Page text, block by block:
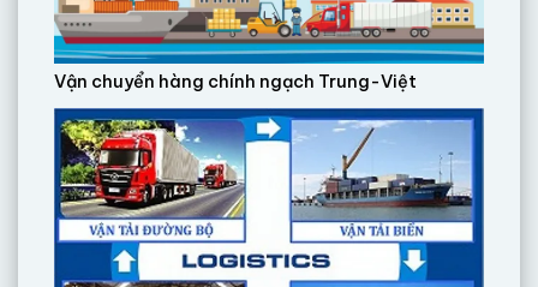
Vận chuyển hàng chính ngạch Trung-Việt